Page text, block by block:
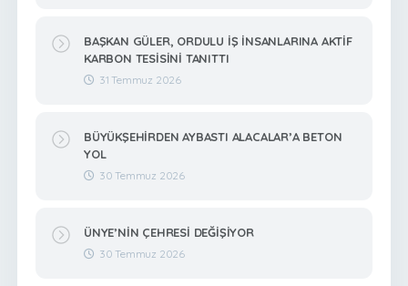
BAŞKAN GÜLER, ORDULU İŞ İNSANLARINA AKTİF
KARBON TESİSİNİ TANITTI
31 Temmuz 2026
BÜYÜKŞEHİRDEN AYBASTI ALACALAR’A BETON
YOL
30 Temmuz 2026
ÜNYE’NİN ÇEHRESİ DEĞİŞİYOR
30 Temmuz 2026